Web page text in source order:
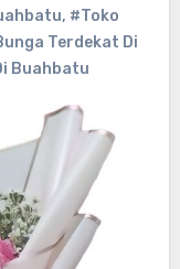
, #Toko
Terdekat Di
Buahbatu